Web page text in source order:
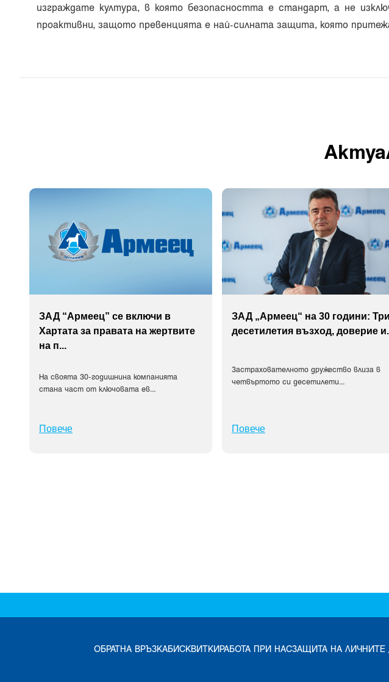
изграждате култура, в която безопасността е стандарт, а не
проактивни, защото превенцията е най-силната защита, която
ЗАД “Армеец” се включи в
Хартата за правата на жертвите
на п...
На своята 30-годишнина компанията
стана част от ключовата ев...
Повече
ЗАД „Армеец“ на 30 години: Три
десетилетия възход, доверие и
Застрахователното дружество влиза в
четвъртото си десетилети...
Повече
ОБРАТНА ВРЪЗКАБИСКВИТКИ РАБОТА ПРИ НАСЗАЩИТА НА ЛИЧНИТЕ